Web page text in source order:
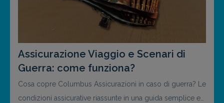
Assicurazione Viaggio e Scenari di
Guerra: come funziona?
Cosa copre Columbus Assicurazioni in caso di guerra? Le
condizioni assicurative riassunte in una guida semplice e